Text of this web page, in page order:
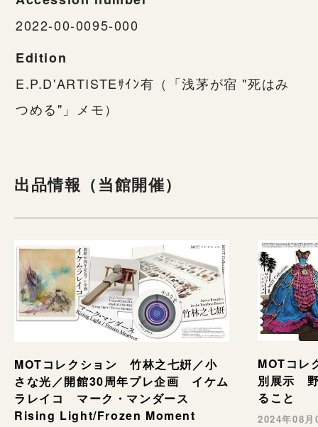
2022-00-0095-000
Edition
E.P.D'ARTISTEｻｲﾝ有（「浅茅が宿 "死はみ
つめる"」メモ）
出品情報（当館開催）
MOTコレクション 竹林之七姸／小
さな光／開館30周年プレ企画 イケム
ラレイコ マーク・マンダース
Rising Light/Frozen Moment
MOTコレ
別展示
ること
2024年08